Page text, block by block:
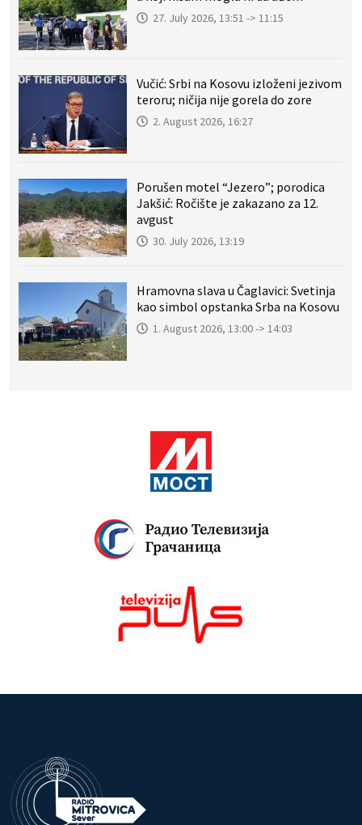
27. July 2026, 13:51 -> 11:15
Vučić: Srbi na Kosovu izloženi jezivom
teroru; ničija nije gorela do zore
2. August 2026, 16:27
Porušen motel “Jezero”; porodica
Jakšić: Ročište je zakazano za 12.
avgust
30. July 2026, 13:19
Hramovna slava u Čaglavici: Svetinja
kao simbol opstanka Srba na Kosovu
1. August 2026, 13:00 -> 14:03